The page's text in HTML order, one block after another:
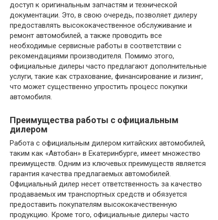
доступ к оригинальным запчастям и технической
документации. Это, в свою очередь, позволяет дилеру
предоставлять высококачественное обслуживание и
ремонт автомобилей, а также проводить все
необходимые сервисные работы в соответствии с
рекомендациями производителя. Помимо этого,
официальные дилеры часто предлагают дополнительные
услуги, такие как страхование, финансирование и лизинг,
что может существенно упростить процесс покупки
автомобиля.
Преимущества работы с официальным
дилером
Работа с официальным дилером китайских автомобилей,
таким как «Автобан» в Екатеринбурге, имеет множество
преимуществ. Одним из ключевых преимуществ является
гарантия качества предлагаемых автомобилей.
Официальный дилер несет ответственность за качество
продаваемых им транспортных средств и обязуется
предоставить покупателям высококачественную
продукцию. Кроме того, официальные дилеры часто